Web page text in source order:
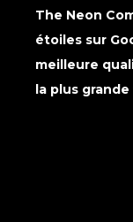
The Neon
étoiles sur
meilleure
la plus